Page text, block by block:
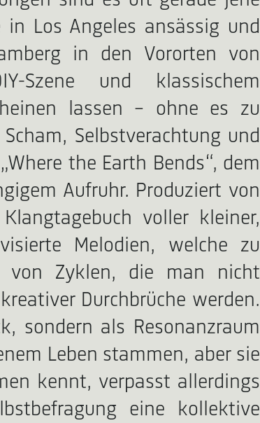
Los Angeles ansässig und
in den Vororten von
Szene und klassischem
lassen – ohne es zu
Selbstverachtung und
the Earth Bends“, dem
Aufruhr. Produziert von
voller kleiner,
Melodien, welche zu
von Zyklen, die man nicht
Durchbrüche werden.
sondern als Resonanzraum
Leben stammen, aber sie
kennt, verpasst allerdings
eine kollektive